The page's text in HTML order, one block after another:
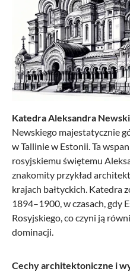
Katedra Aleksandra
Newskiego majestatycznie
w Tallinie w Estonii. Ta
rosyjskiemu świętemu
znakomity przykład
krajach bałtyckich. Katedra
1894–1900, w czasach, gdy
Rosyjskiego, co czyni ją
dominacji.
Cechy architektoniczne i